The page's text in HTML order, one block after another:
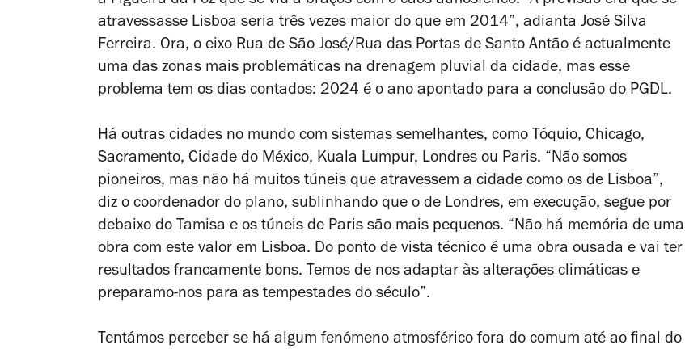
atravessasse Lisboa seria três vezes maior do que em 2014”, adianta José Silva
Ferreira. Ora, o eixo Rua de São José/Rua das Portas de Santo Antão é actualmente
uma das zonas mais problemáticas na drenagem pluvial da cidade, mas esse
problema tem os dias contados: 2024 é o ano apontado para a conclusão do PGDL.
Há outras cidades no mundo com sistemas semelhantes, como Tóquio, Chicago,
Sacramento, Cidade do México, Kuala Lumpur, Londres ou Paris. “Não somos
pioneiros, mas não há muitos túneis que atravessem a cidade como os de Lisboa”,
diz o coordenador do plano, sublinhando que o de Londres, em execução, segue por
debaixo do Tamisa e os túneis de Paris são mais pequenos. “Não há memória de uma
obra com este valor em Lisboa. Do ponto de vista técnico é uma obra ousada e vai ter
resultados francamente bons. Temos de nos adaptar às alterações climáticas e
preparamo-nos para as tempestades do século”.
Tentámos perceber se há algum fenómeno atmosférico fora do comum até ao final do